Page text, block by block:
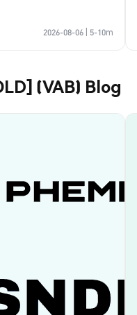
2026-08-06 5-10m
(VAB) Blog